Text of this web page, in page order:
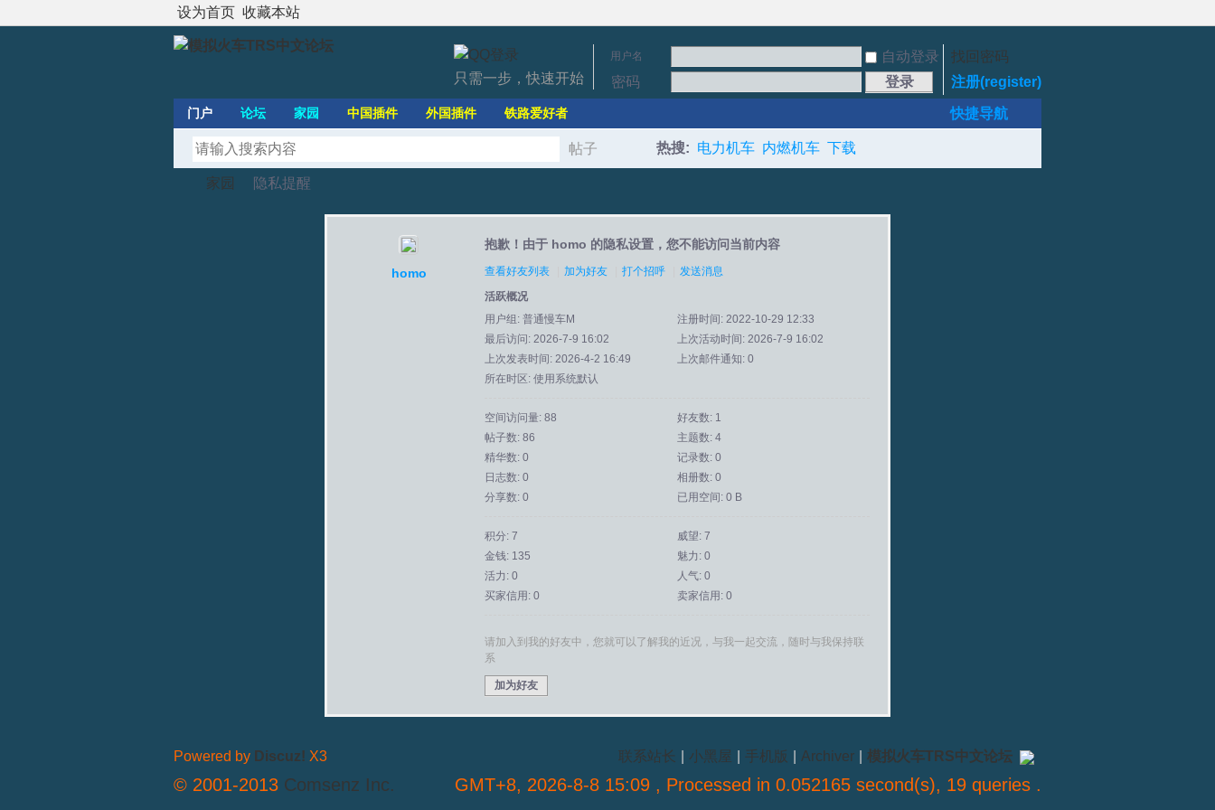
设为首页 收藏本站
用户名 自动登录
找回密码
密码
登录 注册(register)
只需一步，快速开始
快捷导航
门户 论坛 家园 中国插件 外国插件 铁路爱好者
帖子
索
热搜: 电力机车 内燃机车 下载
家园 隐私提醒
homo
抱歉！由于 homo 的隐私设置，您不能访问当前内容
查看好友列表 加为好友 打个招呼
发送消息
活跃概况
用户组: 普通慢车M
注册时间: 2022-10-29 12:33
最后访问: 2026-7-9 16:02
上次活动时间: 2026-7-9 16:02
上次发表时间: 2026-4-2 16:49
上次邮件通知: 0
所在时区: 使用系统默认
空间访问量: 88
好友数: 1
帖子数: 86
主题数: 4
精华数: 0
记录数: 0
日志数: 0
相册数: 0
分享数: 0
已用空间: 0 B
积分: 7
威望: 7
金钱: 135
魅力: 0
活力: 0
人气: 0
买家信用: 0
卖家信用: 0
请加入到我的好友中，您就可以了解我的近况，与我一起交流，随时与我保持联
系
加为好友
联系站长 小黑屋 手机版 Archiver 模拟火车TRS中文论坛
GMT+8, 2026-8-8 15:09 , Processed in 0.052165 second(s), 19 queries .
Powered by Discuz! X3
© 2001-2013 Comsenz Inc.